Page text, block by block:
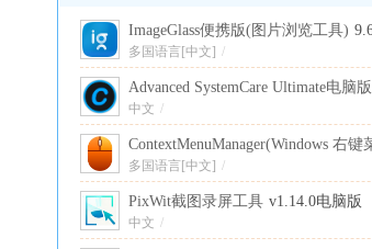
ImageGlass便携版(图片浏览工具)
最新版
多国语言[中文] /
Advanced SystemCare Ultimate电脑版
19.1.0.176 PC版
中文 /
ContextMenuManager(Windows 右键
器) 4.0.0.7 单文件版
多国语言[中文] /
PixWit截图录屏工具 v1.14.0电脑版
中文 /